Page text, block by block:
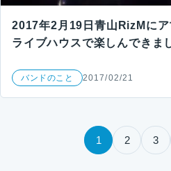
2017年2月19日青山RizMに
ライブハウスで楽しんできま
バンドのこと 2017/02/21
投稿のページ送り
1 2 3